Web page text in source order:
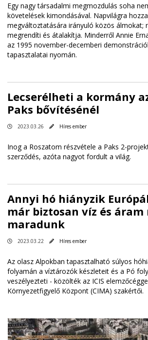
Egy nagy társadalmi megmozdulás soha
követelések kimondásával. Napvilágra
megváltoztatására irányuló közös álmokat;
megrendíti és átalakítja. Minderről Annie
az 1995 november-decemberi
tapasztalatai nyomán.
Lecserélheti a kormány
Paks bővítésénél
2023.03.26 Híres ember
Inog a Roszatom részvétele a Paks 2-
szerződés, azóta nagyot fordult a világ.
Annyi hó hiányzik
már biztosan víz és
maradunk
2023.03.22 Híres ember
Az olasz Alpokban tapasztalható súlyos
folyamán a víztározók készleteit és a Pó
veszélyezteti - közölték az ICIS
Környezetfigyelő Központ (CIMA) szakértői.